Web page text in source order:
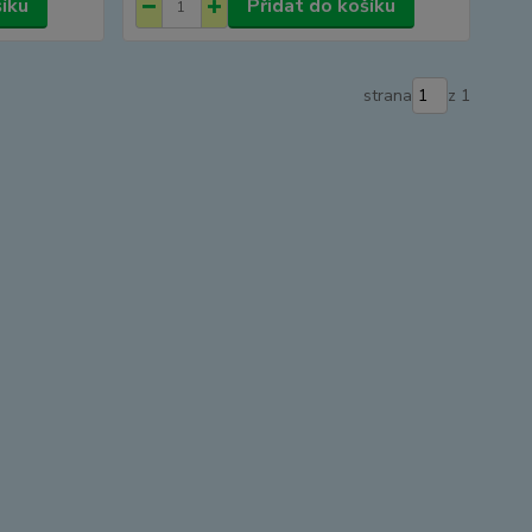
Přidat do košíku
strana z 1